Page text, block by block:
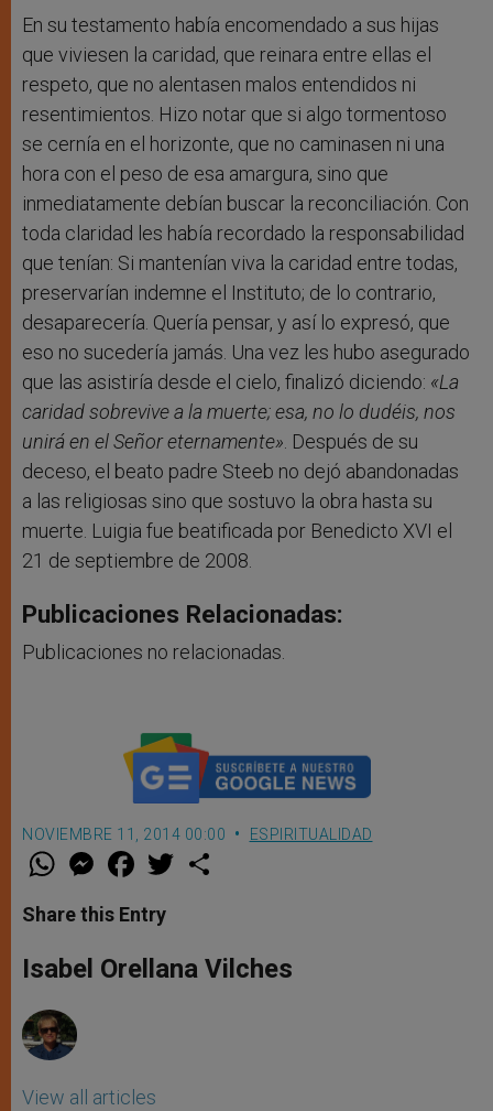
En su testamento había encomendado a sus hijas
que viviesen la caridad, que reinara entre ellas el
respeto, que no alentasen malos entendidos ni
resentimientos. Hizo notar que si algo tormentoso
se cernía en el horizonte, que no caminasen ni una
hora con el peso de esa amargura, sino que
inmediatamente debían buscar la reconciliación. Con
toda claridad les había recordado la responsabilidad
que tenían: Si mantenían viva la caridad entre todas,
preservarían indemne el Instituto; de lo contrario,
desaparecería. Quería pensar, y así lo expresó, que
eso no sucedería jamás. Una vez les hubo asegurado
que las asistiría desde el cielo, finalizó diciendo: «La
caridad sobrevive a la muerte; esa, no lo dudéis, nos
unirá en el Señor eternamente». Después de su
deceso, el beato padre Steeb no dejó abandonadas
a las religiosas sino que sostuvo la obra hasta su
muerte. Luigia fue beatificada por Benedicto XVI el
21 de septiembre de 2008.
Publicaciones Relacionadas:
Publicaciones no relacionadas.
NOVIEMBRE 11, 2014 00:00 ESPIRITUALIDAD
W
t
s
p
p
M
e
s
e
g
e
F
a
e
b
o
k
w
r
Share this Entry
Isabel Orellana Vilches
View all articles